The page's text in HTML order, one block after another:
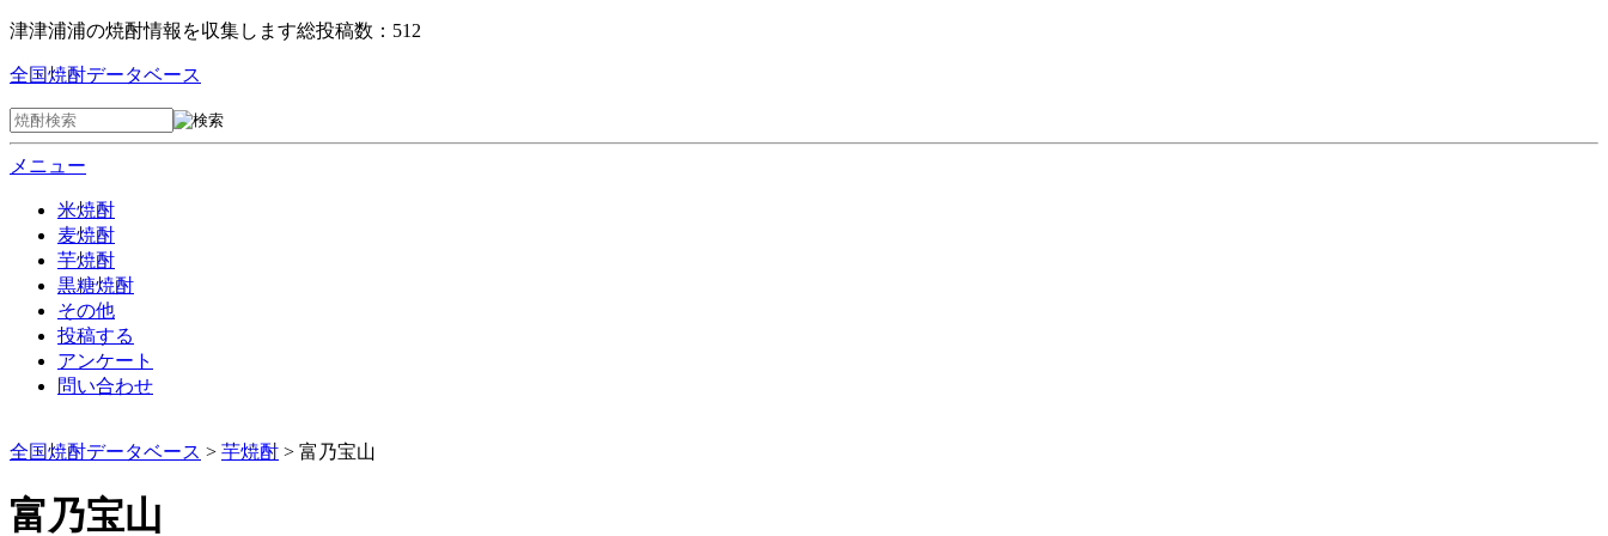
津津浦浦の焼酎情報を収集します総投稿数：512
全国焼酎データベース
メニュー
米焼酎
麦焼酎
芋焼酎
黒糖焼酎
その他
投稿する
アンケート
問い合わせ
全国焼酎データベース > 芋焼酎 > 富乃宝山
富乃宝山